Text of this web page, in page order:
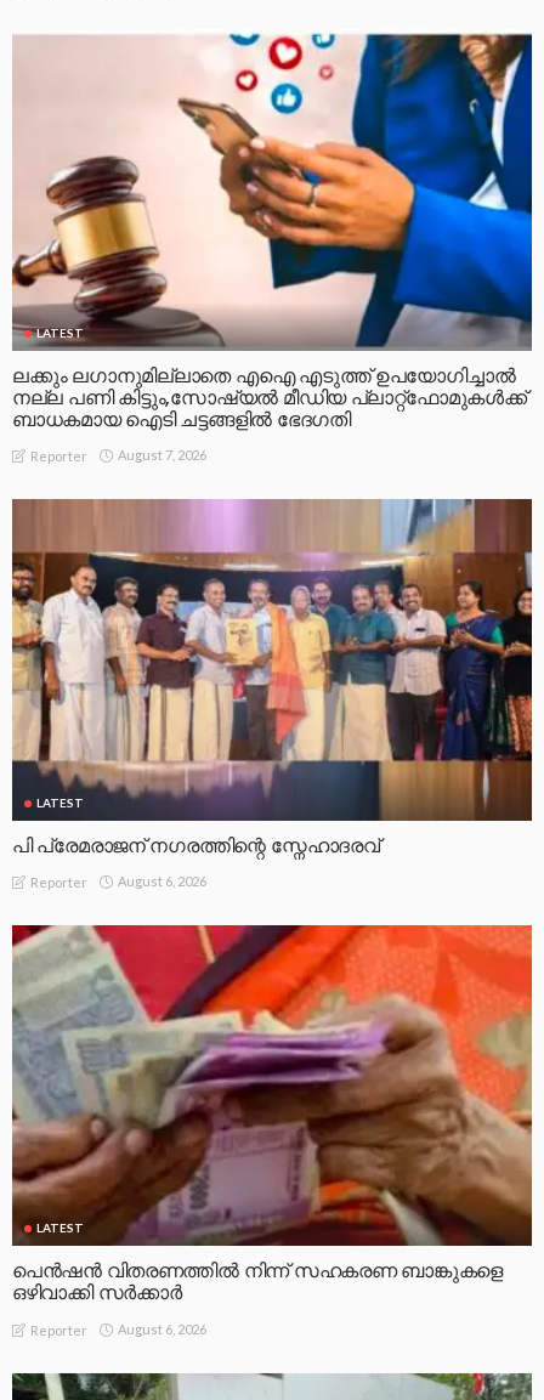
LATEST
ലക്കും ലഗാനുമില്ലാതെ എഐ എടുത്ത് ഉപയോഗിച്ചാല്‍
നല്ല പണി കിട്ടും,സോഷ്യല്‍ മീഡിയ പ്ലാറ്റ്‌ഫോമുകള്‍ക്ക്
ബാധകമായ ഐടി ചട്ടങ്ങളില്‍ ഭേദഗതി
Reporter August 7, 2026
LATEST
പി പ്രേമരാജന് നഗരത്തിന്റെ സ്നേഹാദരവ്
Reporter August 6, 2026
LATEST
പെൻഷൻ വിതരണത്തിൽ നിന്ന് സഹകരണ ബാങ്കുകളെ
ഒഴിവാക്കി സർക്കാർ
Reporter August 6, 2026